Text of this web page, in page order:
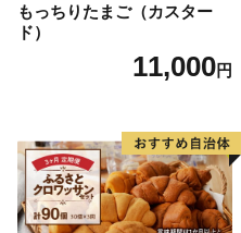
もっちりたまご（カスター
ド）
11,000円